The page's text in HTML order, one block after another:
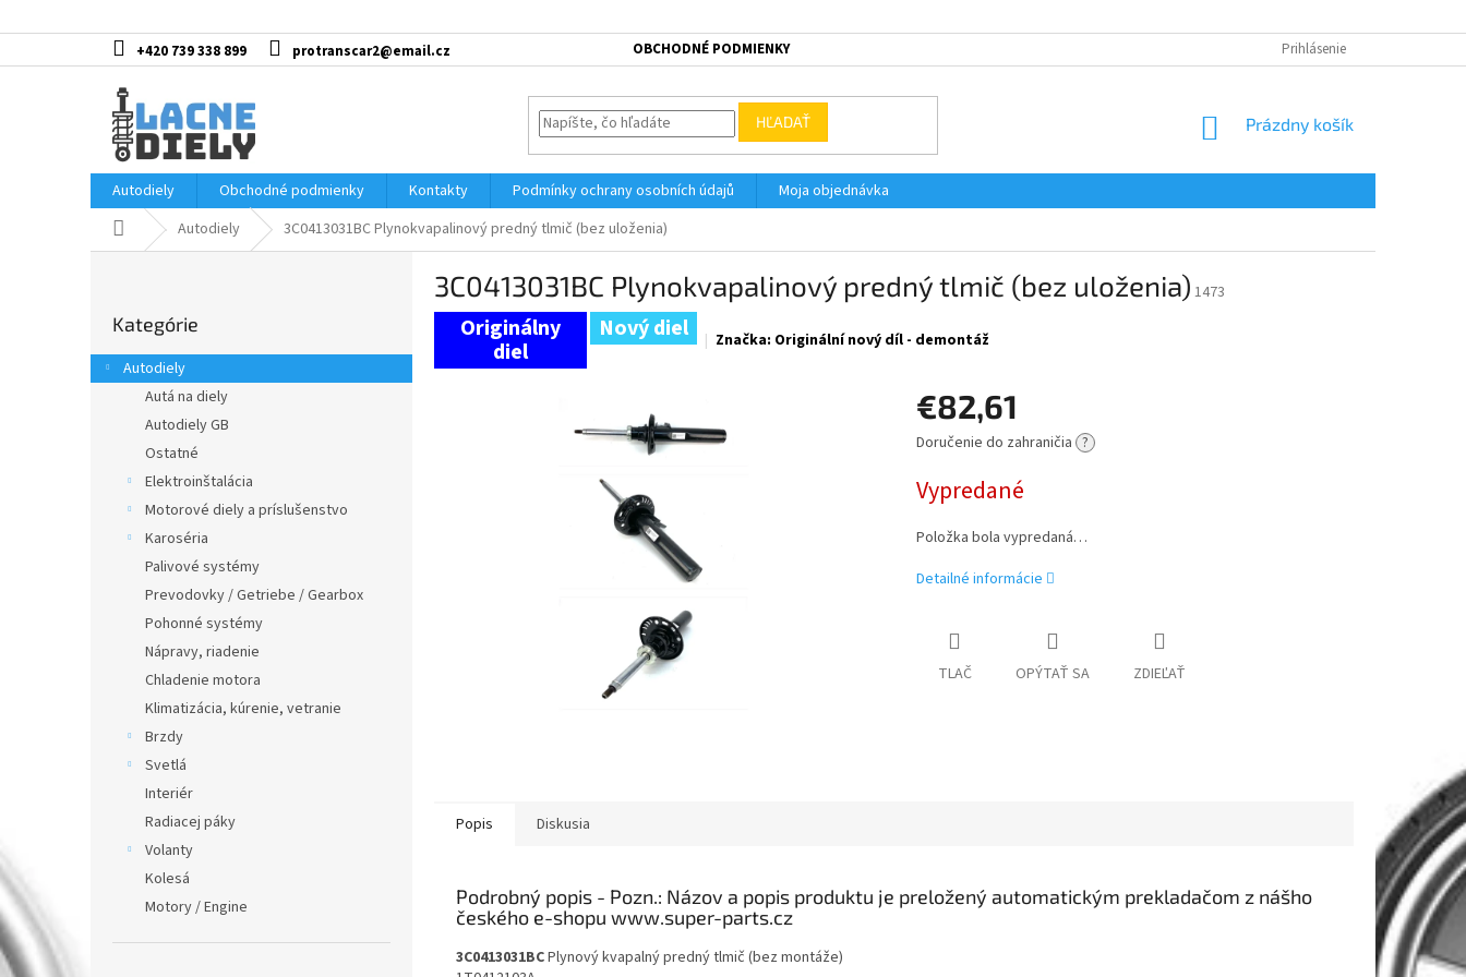
na
+420 739 338 899 protranscar2@email.cz OBCHODNÉ PODMIENKY Prihlásenie
HĽADAŤ
NÁKUPNÝ
Prázdny košík
Autodiely Obchodné podmienky Kontakty Podmínky ochrany osobních údajů
Moja objednávka
DomovAutodiely 3C0413031BC Plynokvapalinový predný tlmič (bez uloženia)
ý
p
kategórie
Kategórie
Autodiely
Autá na diely
Autodiely GB
Ostatné
Elektroinštalácia
Motorové diely a príslušenstvo
Karoséria
Palivové systémy
Prevodovky / Getriebe / Gearbox
Pohonné systémy
Nápravy, riadenie
Chladenie motora
Klimatizácia, kúrenie, vetranie
Brzdy
Svetlá
Interiér
Radiacej páky
Volanty
Kolesá
Motory / Engine
3C0413031BC Plynokvapalinový predný tlmič (bez uloženia) 1473
Nový diel Značka: Originální nový díl - demontáž
€82,61
Jednotková
Doručenie do zahraničia ?
Vypredané
Položka bola vypredaná…
Detailné informácie
TLAČ OPÝTAŤ SA ZDIEĽAŤ
Popis Diskusia
Podrobný popis
3C0413031BCPlynový kvapalný predný tlmič (bez montáže)